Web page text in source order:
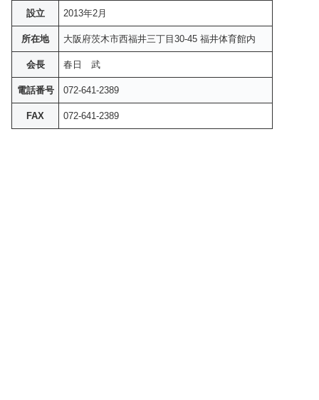
設立 2013年2月
所在地 大阪府茨木市西福井三丁目30-45 福井体育館内
会長 春日 武
電話番号 072-641-2389
FAX 072-641-2389